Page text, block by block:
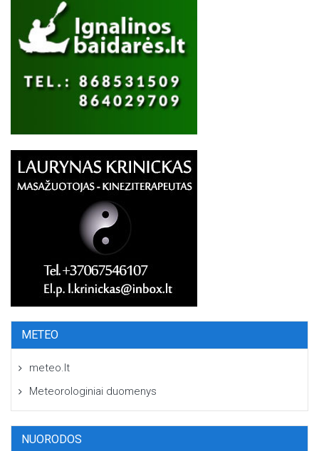
METEO
meteo.lt
Meteorologiniai duomenys
NUORODOS